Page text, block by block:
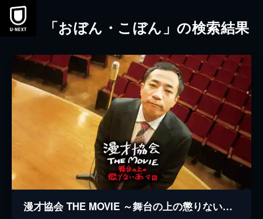
本文へスキップ
「おぼん・こぼん」の検索結果
漫才協会 THE MOVIE ～舞台の上の懲りない面々～